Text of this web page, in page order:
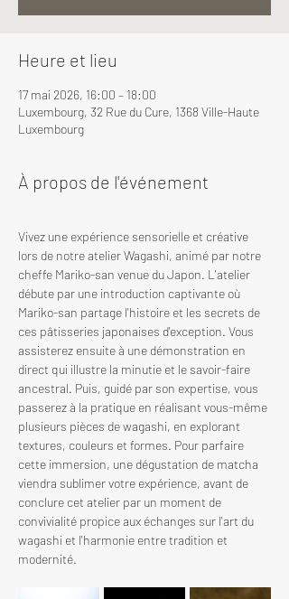
Heure et lieu
17 mai 2026, 16:00 – 18:00
Luxembourg, 32 Rue du Cure, 1368 Ville-Haute
Luxembourg
À propos de l'événement
Vivez une expérience sensorielle et créative
lors de notre atelier Wagashi, animé par notre
cheffe Mariko-san venue du Japon. L'atelier
débute par une introduction captivante où
Mariko-san partage l'histoire et les secrets de
ces pâtisseries japonaises d'exception. Vous
assisterez ensuite à une démonstration en
direct qui illustre la minutie et le savoir-faire
ancestral. Puis, guidé par son expertise, vous
passerez à la pratique en réalisant vous-même
plusieurs pièces de wagashi, en explorant
textures, couleurs et formes. Pour parfaire
cette immersion, une dégustation de matcha
viendra sublimer votre expérience, avant de
conclure cet atelier par un moment de
convivialité propice aux échanges sur l'art du
wagashi et l'harmonie entre tradition et
modernité.